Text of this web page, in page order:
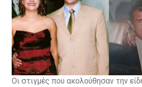
Οι στιγμές που ακολούθησαν την